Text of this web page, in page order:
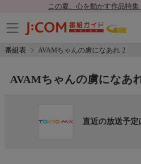
この夏、心を動かす作品特集
番組表 AVAMちゃんの虜になあれ 2
AVAMちゃんの虜になあ
直近の放送予定